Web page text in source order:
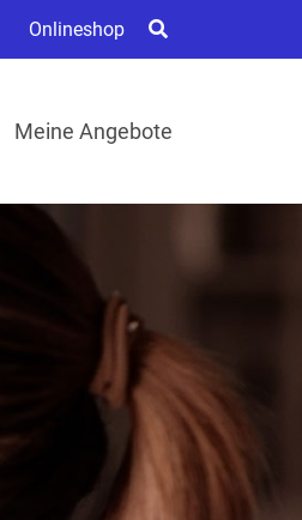
Onlineshop
Meine Angebote